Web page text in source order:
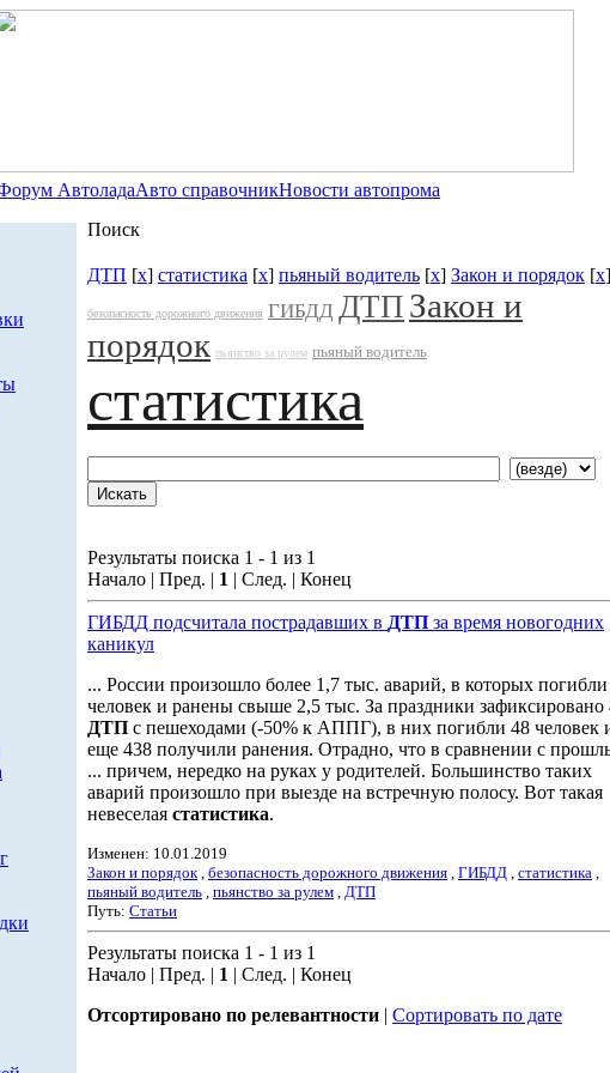
АвтоладаАвто справочникНовости автопрома
Поиск
ДТП [x] статистика [x] пьяный водитель [x] Закон и порядок [x]
безопасность дорожного движения ГИБДД ДТП Закон и
порядок пьянство за рулем пьяный водитель
статистика
Результаты поиска 1 - 1 из 1
Начало | Пред. | 1 | След. | Конец
ГИБДД подсчитала пострадавших в ДТП за время новогодних
каникул
... России произошло более 1,7 тыс. аварий, в которых
человек и ранены свыше 2,5 тыс. За праздники зафиксировано
ДТП с пешеходами (-50% к АППГ), в них погибли 48 человек
еще 438 получили ранения. Отрадно, что в сравнении с
... причем, нередко на руках у родителей. Большинство таких
аварий произошло при выезде на встречную полосу. Вот такая
невеселая статистика.
Изменен: 10.01.2019
Закон и порядок, безопасность дорожного движения , ГИБДД , статистика ,
пьяный водитель , пьянство за рулем , ДТП
Путь: Статьи
Результаты поиска 1 - 1 из 1
Начало | Пред. | 1 | След. | Конец
Отсортировано по релевантности | Сортировать по дате